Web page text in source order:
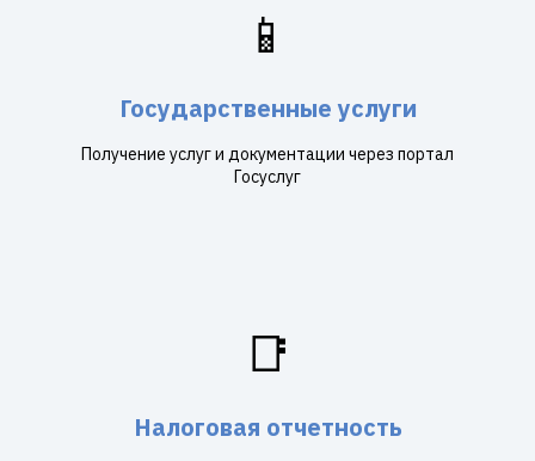
📱
Государственные услуги
Получение услуг и документации через портал
Госуслуг
📑
Налоговая отчетность